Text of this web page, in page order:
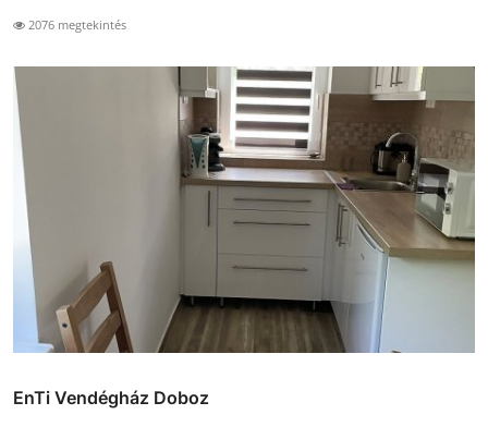
2076 megtekintés
EnTi Vendégház Doboz